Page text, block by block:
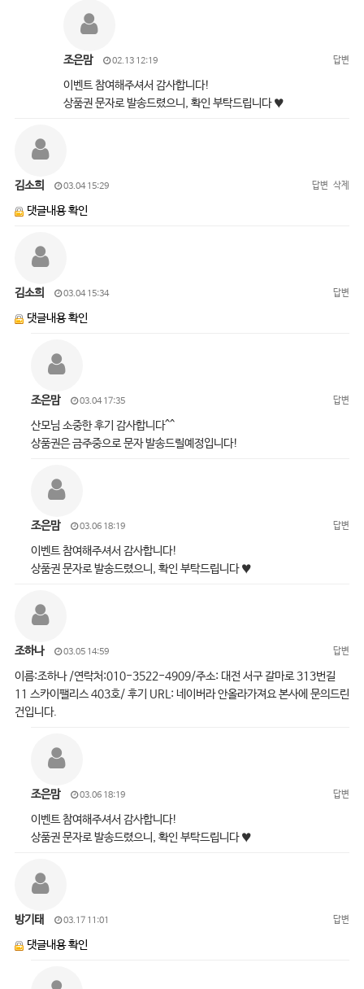
조은맘 02.13 12:19 답변
이벤트 참여해주셔서 감사합니다!
상품권 문자로 발송드렸으니, 확인 부탁드립니다 ♥
김소희 03.04 15:29 답변 삭제
댓글내용 확인
김소희 03.04 15:34 답변
댓글내용 확인
조은맘 03.04 17:35 답변
산모님 소중한 후기 감사합니다^^
상품권은 금주중으로 문자 발송드릴예정입니다!
조은맘 03.06 18:19 답변
이벤트 참여해주셔서 감사합니다!
상품권 문자로 발송드렸으니, 확인 부탁드립니다 ♥
조하나 03.05 14:59 답변
이름:조하나 /연락처:010-3522-4909/주소: 대전 서구 갈마로 313번길
11 스카이팰리스 403호/ 후기 URL: 네이버라 안올라가져요 본사에 문의드린
건입니다.
조은맘 03.06 18:19 답변
이벤트 참여해주셔서 감사합니다!
상품권 문자로 발송드렸으니, 확인 부탁드립니다 ♥
방기태 03.17 11:01 답변
댓글내용 확인